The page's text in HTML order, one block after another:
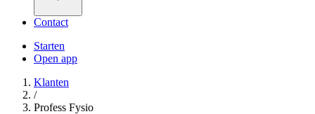
Contact
Starten
Open app
Klanten
/
Profess Fysio